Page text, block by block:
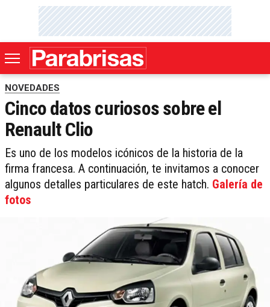
NOVEDADES
Cinco datos curiosos sobre el
Renault Clio
Es uno de los modelos icónicos de la historia de la
firma francesa. A continuación, te invitamos a conocer
algunos detalles particulares de este hatch. Galería de
fotos